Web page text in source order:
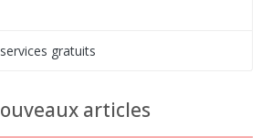
gratuits
articles